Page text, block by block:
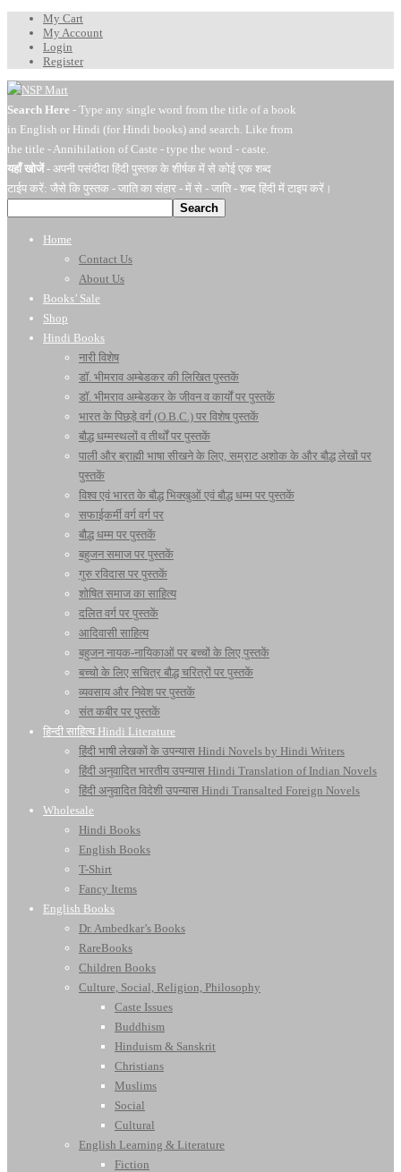
My Cart
My Account
Login
Register
Search Here - Type any single word from the title of a book
in English or Hindi (for Hindi books) and search. Like from
the title - Annihilation of Caste - type the word - caste.
यहाँ खोजें- अपनी पसंदीदा हिंदी पुस्तक के शीर्षक में से कोई एक शब्द
टाईप करें: जैसे कि पुस्तक - जाति का संहार - में से - जाति - शब्द हिंदी में टाइप करें।
Search
Home
Contact Us
About Us
Books’ Sale
Shop
Hindi Books
नारी विशेष
डॉ. भीमराव अम्बेडकर की लिखित पुस्तकें
डॉ. भीमराव अम्बेडकर के जीवन व कार्यों पर पुस्तकें
भारत के पिछड़े वर्ग (O.B.C.) पर विशेष पुस्तकें
बौद्ध धम्मस्थलों व तीर्थों पर पुस्तकें
पाली और ब्राह्मी भाषा सीखने के लिए, सम्राट अशोक के और बौद्ध लेखों पर
पुस्तकें
विश्व एवं भारत के बौद्ध भिक्खुओं एवं बौद्ध धम्म पर पुस्तकें
सफाईकर्मी वर्ग वर्ग पर
बौद्ध धम्म पर पुस्तकें
बहुजन समाज पर पुस्तकें
गुरु रविदास पर पुस्तकें
शोषित समाज का साहित्य
दलित वर्ग पर पुस्तकें
आदिवासी साहित्य
बहुजन नायक-नायिकाओं पर बच्चों के लिए पुस्तकें
बच्चो के लिए सचित्र बौद्ध चरित्रों पर पुस्तकें
व्यवसाय और निवेश पर पुस्तकें
संत कबीर पर पुस्तकें
हिन्दी साहित्य Hindi Literature
हिंदी भाषी लेखकों के उपन्यास Hindi Novels by Hindi Writers
हिंदी अनुवादित भारतीय उपन्यास Hindi Translation of Indian Novels
हिंदी अनुवादित विदेशी उपन्यास Hindi Transalted Foreign Novels
Wholesale
Hindi Books
English Books
T-Shirt
Fancy Items
English Books
Dr. Ambedkar’s Books
RareBooks
Children Books
Culture, Social, Religion, Philosophy
Caste Issues
Buddhism
Hinduism & Sanskrit
Christians
Muslims
Social
Cultural
English Learning & Literature
Fiction